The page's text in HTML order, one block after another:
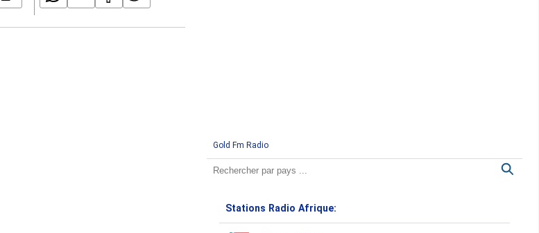
Gold Fm Radio
Stations Radio Afrique: